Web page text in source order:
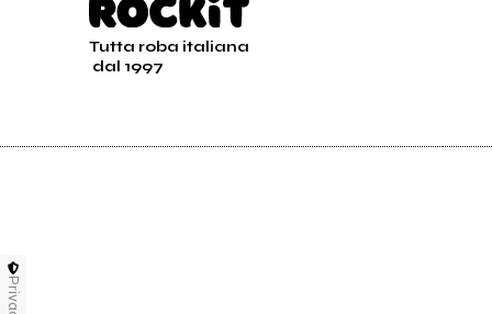
Tutta roba italiana
dal 1997
Privacy